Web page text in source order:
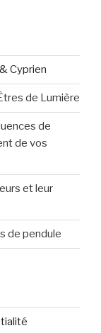
Cyprien
de Lumière
de
de vos
et leur
de pendule